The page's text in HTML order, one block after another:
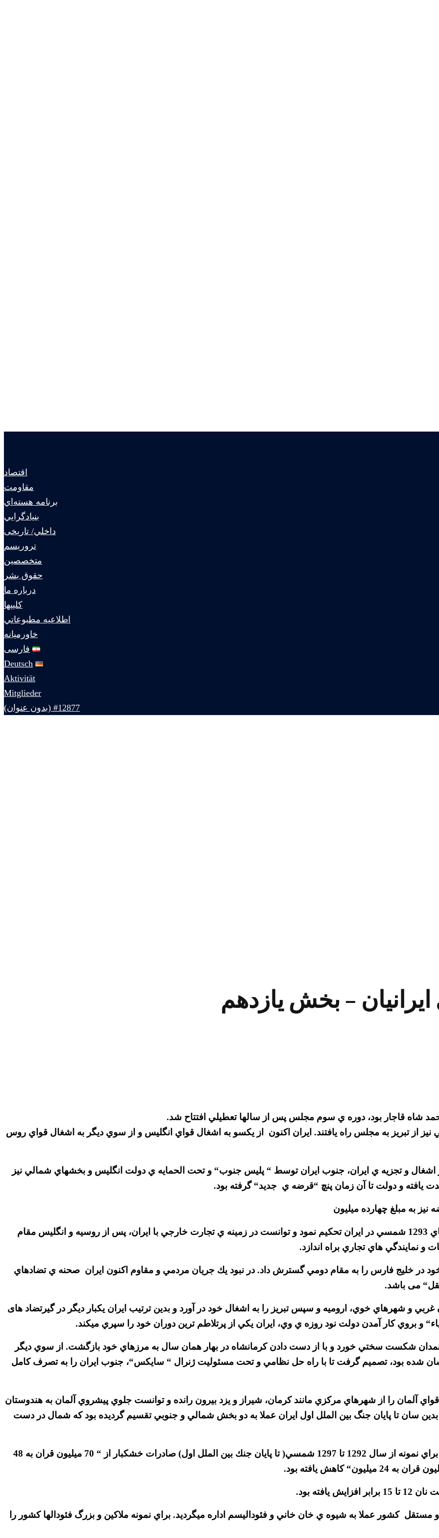
اقتصاد
مقاومت
برنامه هسته‌اي
بنيادگرايي
داخلي/ تاریخی
تروريسم
متخصصين
حقوق بشر
درباره ما
كليپها
اطلاعيه مطبوعاتي
خاورميانه
فارسی
Deutsch
Aktivität
Mitglieder
#12877 (بدون عنوان)
– بخش یازدهم
شاه قاجار بود، دوره ي سوم مجلس پس از سالها تعطيلي افتتاح شد.
نيز از تبريز به مجلس راه يافتند. ايران اكنون از يكسو به اشغال قواي انگليس و از سوي ديگر به اشغال قواي روس
مبني بر اشغال و تجزيه ي ايران، جنوب ايران توسط “ پليس جنوب“ و تحت الحمايه ي دولت انگليس و بخشهاي شمالي نيز
يافته و دولت تا آن زمان پنچ “قرضه ي جديد“ گرفته بود.
به مبلغ چهارده ميليون
روبل طلا از روسيه بودند. آلمان نيز مواضع خود را در سالهاي 1293 شمسي در ايران تحكيم نمود و توانست در زمينه ي تجارت خارجي با ايران، پس از روسيه و انگليس مقام
نمايندگي هاي تجاري براه اندازد.
در خليج فارس را به مقام دومي گسترش داد. در نبود يك جريان مردمي و مقاوم اكنون ايران صحنه ي تضادهاي
می باشد.
غربي و شهرهاي خوي، اروميه و سپس تبريز را به اشغال خود در آورد و بدين ترتيب ايران يكبار ديگر در گيرتضاد های
و بروي كار آمدن دولت نود روزه ي وي، ايران يكي از پرتلاطم ترين دوران خود را سپري ميكند.
تزار در همدان شكست سختي خورد و با از دست دادن كرمانشاه در بهار همان سال به مرزهاي خود بازگشت. از سوي ديگر
شده بود، تصميم گرفت تا با راه حل نظامي و تحت مسئوليت ژنرال “ سايكس“، جنوب ايران را به تصرف كامل
آلمان را از شهرهاي مرکزي مانند كرمان، شيراز و يزد بيرون رانده و توانست جلوي پيشروي آلمان به هندوستان
سان تا پايان جنگ بين الملل اول ايران عملا به دو بخش شمالي و جنوبي تقسيم گرديده بود كه شمال در دست
در اين بين وضعيت اقتصادي مردم روبه وخامت گذاشت و براي نمونه از سال 1292 تا 1297 شمسي( تا پايان جنك بين الملل اول) صادرات خشكبار از “ 70 ميليون قران به 48
بود.
كشور عملا به شيوه ي خان خاني و فئوداليسم اداره ميگرديد. براي نمونه ملاكين و بزرگ فئودالها كشور را